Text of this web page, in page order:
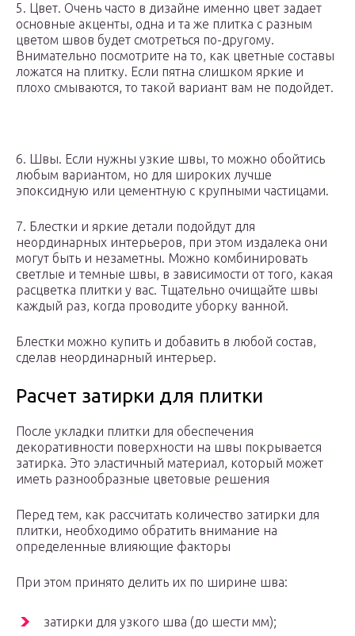
5. Цвет. Очень часто в дизайне именно цвет задает
основные акценты, одна и та же плитка с разным
цветом швов будет смотреться по-другому.
Внимательно посмотрите на то, как цветные составы
ложатся на плитку. Если пятна слишком яркие и
плохо смываются, то такой вариант вам не подойдет.
6. Швы. Если нужны узкие швы, то можно обойтись
любым вариантом, но для широких лучше
эпоксидную или цементную с крупными частицами.
7. Блестки и яркие детали подойдут для
неординарных интерьеров, при этом издалека они
могут быть и незаметны. Можно комбинировать
светлые и темные швы, в зависимости от того, какая
расцветка плитки у вас. Тщательно очищайте швы
каждый раз, когда проводите уборку ванной.
Блестки можно купить и добавить в любой состав,
сделав неординарный интерьер.
Расчет затирки для плитки
После укладки плитки для обеспечения
декоративности поверхности на швы покрывается
затирка. Это эластичный материал, который может
иметь разнообразные цветовые решения
Перед тем, как рассчитать количество затирки для
плитки, необходимо обратить внимание на
определенные влияющие факторы
При этом принято делить их по ширине шва:
затирки для узкого шва (до шести мм);